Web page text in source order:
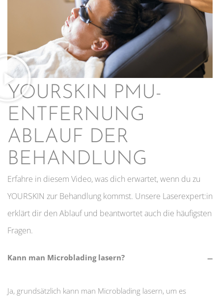
YOURSKIN PMU-
ENTFERNUNG
ABLAUF DER
BEHANDLUNG
Erfahre in diesem Video, was dich erwartet, wenn du zu
YOURSKIN zur Behandlung kommst.​ Unsere Laserexpert:in
erklärt dir den Ablauf und beantwortet auch die häufigsten
Fragen.
Kann man Microblading lasern?
Ja, grundsätzlich kann man Microblading lasern, um es